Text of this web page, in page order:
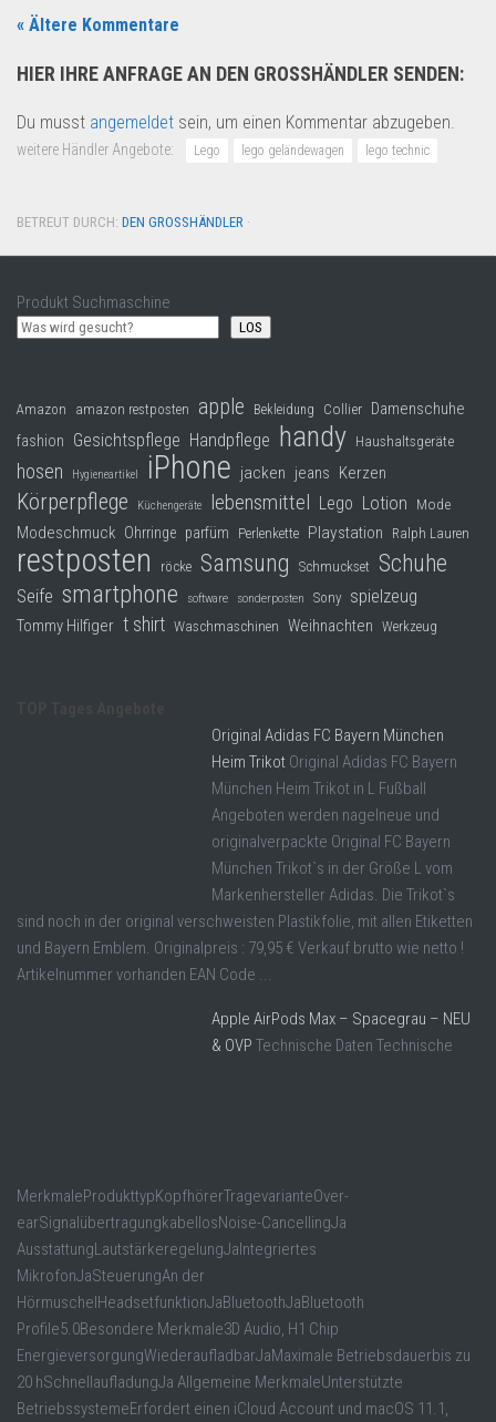
« Ältere Kommentare
HIER IHRE ANFRAGE AN DEN GROSSHÄNDLER SENDEN:
Du musst angemeldet sein, um einen Kommentar abzugeben.
weitere Händler Angebote: Lego lego geländewagen lego technic
BETREUT DURCH: DEN GROSSHÄNDLER ·
Produkt Suchmaschine
LOS
Amazon amazon restposten apple Bekleidung Collier Damenschuhe
fashion Gesichtspflege Handpflege handy Haushaltsgeräte
hosen Hygieneartikel iPhone jacken jeans Kerzen
Körperpflege Küchengeräte lebensmittel Lego Lotion Mode
Modeschmuck Ohrringe parfüm Perlenkette Playstation Ralph Lauren
restposten röcke Samsung Schmuckset Schuhe
Seife smartphone software sonderposten Sony spielzeug
Tommy Hilfiger t shirt Waschmaschinen Weihnachten Werkzeug
Original Adidas FC Bayern München
Heim Trikot Original Adidas FC Bayern
München Heim Trikot in L Fußball
Angeboten werden nagelneue und
originalverpackte Original FC Bayern
München Trikot`s in der Größe L vom
Markenhersteller Adidas. Die Trikot`s
sind noch in der original verschweisten Plastikfolie, mit allen Etiketten
und Bayern Emblem. Originalpreis : 79,95 € Verkauf brutto wie netto !
Artikelnummer vorhanden EAN Code ...
Apple AirPods Max – Spacegrau – NEU
& OVP Technische Daten Technische
MerkmaleProdukttypKopfhörerTragevarianteOver-
earSignalübertragungkabellosNoise-CancellingJa
AusstattungLautstärkeregelungJaIntegriertes
MikrofonJaSteuerungAn der
HörmuschelHeadsetfunktionJaBluetoothJaBluetooth
Profile5.0Besondere Merkmale3D Audio, H1 Chip
EnergieversorgungWiederaufladbarJaMaximale Betriebsdauerbis zu
20 hSchnellaufladungJa Allgemeine MerkmaleUnterstützte
BetriebssystemeErfordert einen iCloud Account und macOS 11.1,